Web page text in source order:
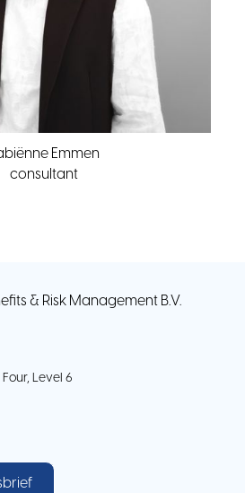
Emmen
consultant
& Risk Management B.V.
Level 6